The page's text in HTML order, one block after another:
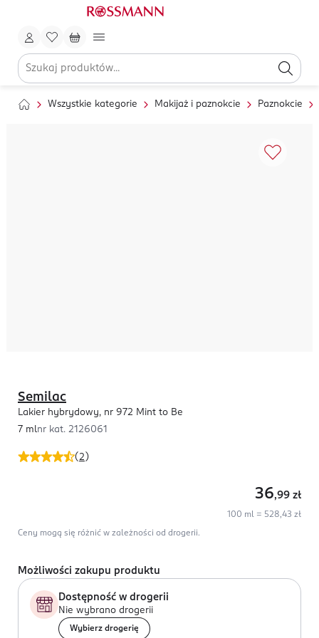
Wszystkie kategorie Makijaż i paznokcie Paznokcie
(2 )
Semilac
Lakier hybrydowy, nr 972 Mint to Be
7 mlnr kat. 2126061
36,99 zł
100 ml = 528,43 zł
Ceny mogą się różnić w zależności od drogerii.
Możliwości zakupu produktu
Dostępność w drogerii
Nie wybrano drogerii
Wybierz drogerię